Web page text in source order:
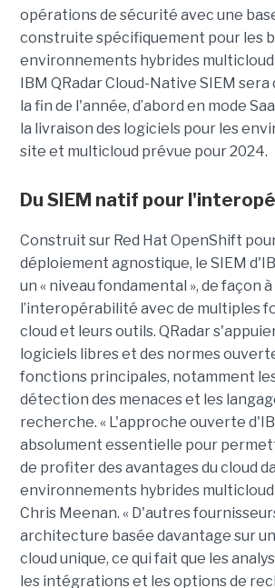
opérations de sécurité avec une
construite spécifiquement pour les
environnements hybrides multicloud
IBM QRadar Cloud-Native SIEM
la fin de l'année, d’abord en mode
la livraison des logiciels pour les
site et multicloud prévue pour 2024.
Du SIEM natif pour
Construit sur Red Hat OpenShift
déploiement agnostique, le SIEM
un « niveau fondamental », de façon
l’interopérabilité avec de multiples
cloud et leurs outils. QRadar
logiciels libres et des normes
fonctions principales, notamment
détection des menaces et les
recherche. « L'approche ouverte
absolument essentielle pour
de profiter des avantages du cloud
environnements hybrides multicloud
Chris Meenan. « D'autres
architecture basée davantage sur
cloud unique, ce qui fait que les
les intégrations et les options de